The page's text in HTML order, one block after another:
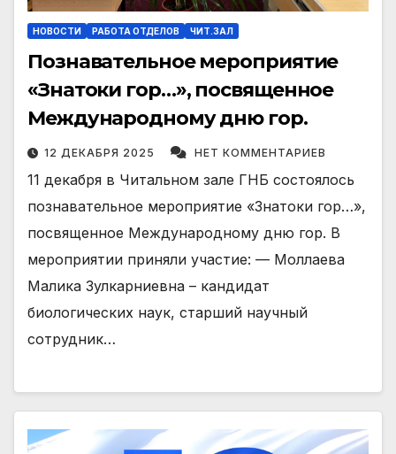
НОВОСТИ РАБОТА ОТДЕЛОВ ЧИТ.ЗАЛ
Познавательное мероприятие
«Знатоки гор…», посвященное
Международному дню гор.
12 ДЕКАБРЯ 2025 НЕТ КОММЕНТАРИЕВ
11 декабря в Читальном зале ГНБ состоялось
познавательное мероприятие «Знатоки гор…»,
посвященное Международному дню гор. В
мероприятии приняли участие: — Моллаева
Малика Зулкарниевна – кандидат
биологических наук, старший научный
сотрудник…